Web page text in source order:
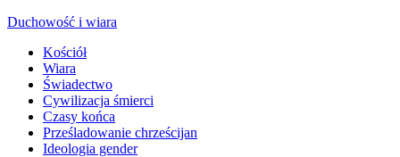
Duchowość i wiara
Kościół
Wiara
Świadectwo
Cywilizacja śmierci
Czasy końca
Prześladowanie chrześcijan
Ideologia gender